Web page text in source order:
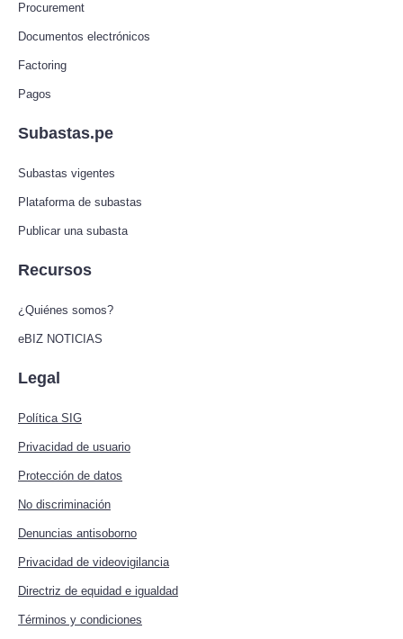
Procurement
Documentos electrónicos
Factoring
Pagos
Subastas.pe
Subastas vigentes
Plataforma de subastas
Publicar una subasta
Recursos
¿Quiénes somos?
eBIZ NOTICIAS
Legal
Política SIG
Privacidad de usuario
Protección de datos
No discriminación
Denuncias antisoborno
Privacidad de videovigilancia
Directriz de equidad e igualdad
Términos y condiciones